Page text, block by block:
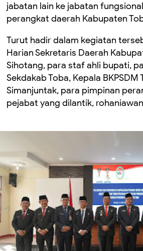
jabatan lain ke jabatan
perangkat daerah Kabupaten
Turut hadir dalam kegiatan
Harian Sekretaris Daerah
Sihotang, para staf ahli bupati,
Sekdakab Toba, Kepala BKPSDM
Simanjuntak, para pimpinan
pejabat yang dilantik,